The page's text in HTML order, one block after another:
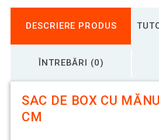
DESCRIERE PRODUS
ÎNTREBĂRI (0)
SAC DE BOX CU
CM